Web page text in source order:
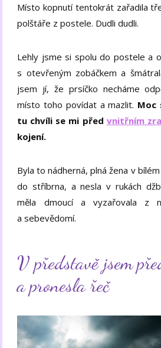
Místo kopnutí tentokrát zařadila
polštáře z postele. Dudli dudli.
Lehly jsme si spolu do postele a
s otevřeným zobáčkem a
jsem jí, že prsíčko necháme
místo toho povídat a mazlit. Moc
tu chvíli se mi před vnitřním
kojení.
Byla to nádherná, plná žena v
do stříbrna, a nesla v rukách
měla dmoucí a vyzařovala z
a sebevědomí.
V představě jsem
a pronesla řeč